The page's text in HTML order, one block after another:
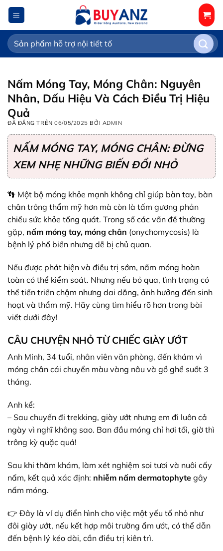
Chuyển
đến
nội
dung
Tìm
kiếm:
Nấm Móng Tay, Móng Chân: Nguyên
Nhân, Dấu Hiệu Và Cách Điều Trị Hiệu
Quả
ĐÃ ĐĂNG TRÊN06/05/2025 BỞI ADMIN
NẤM MÓNG TAY, MÓNG CHÂN: ĐỪNG
XEM NHẸ NHỮNG BIẾN ĐỔI NHỎ
👣 Một bộ móng khỏe mạnh không chỉ giúp bàn tay, bàn
chân trông thẩm mỹ hơn mà còn là tấm gương phản
chiếu sức khỏe tổng quát. Trong số các vấn đề thường
gặp, nấm móng tay, móng chân (onychomycosis) là
bệnh lý phổ biến nhưng dễ bị chủ quan.
Nếu được phát hiện và điều trị sớm, nấm móng hoàn
toàn có thể kiểm soát. Nhưng nếu bỏ qua, tình trạng có
thể tiến triển chậm nhưng dai dẳng, ảnh hưởng đến sinh
hoạt và thẩm mỹ. Hãy cùng tìm hiểu rõ hơn trong bài
viết dưới đây!
CÂU CHUYỆN NHỎ TỪ CHIẾC GIÀY ƯỚT
Anh Minh, 34 tuổi, nhân viên văn phòng, đến khám vì
móng chân cái chuyển màu vàng nâu và gồ ghề suốt 3
tháng.
Anh kể:
– Sau chuyến đi trekking, giày ướt nhưng em đi luôn cả
ngày vì nghĩ không sao. Ban đầu móng chỉ hơi tối, giờ thì
trông kỳ quặc quá!
Sau khi thăm khám, làm xét nghiệm soi tươi và nuôi cấy
nấm, kết quả xác định: nhiễm nấm dermatophyte gây
nấm móng.
👉 Đây là ví dụ điển hình cho việc một yếu tố nhỏ như
đôi giày ướt, nếu kết hợp môi trường ẩm ướt, có thể dẫn
đến bệnh lý kéo dài, cần điều trị kiên trì.